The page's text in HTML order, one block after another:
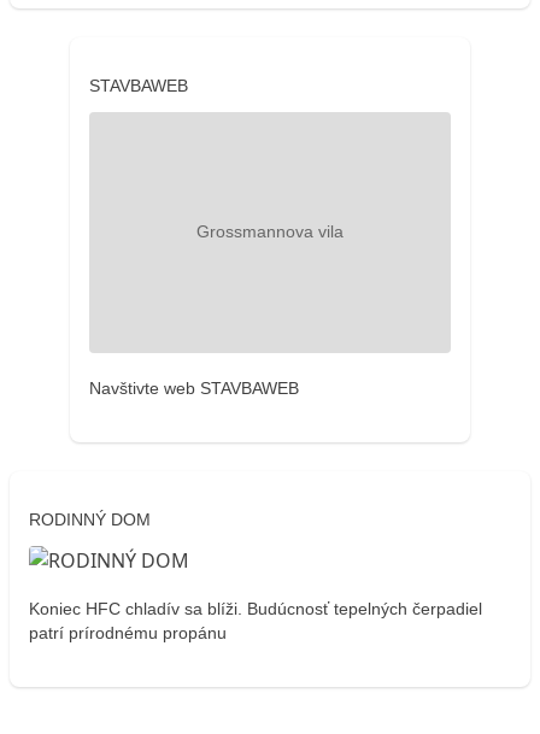
STAVBAWEB
Navštivte web STAVBAWEB
RODINNÝ DOM
Koniec HFC chladív sa blíži. Budúcnosť tepelných čerpadiel
patrí prírodnému propánu